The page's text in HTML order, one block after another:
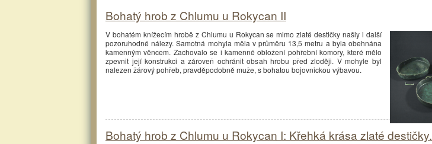
Bohatý hrob z Chlumu u Rokycan II
V bohatém knížecím hrobě z Chlumu u Rokycan se mimo zlaté destičky našly i další
pozoruhodné nálezy. Samotná mohyla měla v průměru 13,5 metru a byla obehnána
kamenným věncem. Zachovalo se i kamenné obložení pohřební komory, které mělo
zpevnit její konstrukci a zároveň ochránit obsah hrobu před zloději. V mohyle byl
nalezen žárový pohřeb, pravděpodobně muže, s bohatou bojovnickou výbavou.
Bohatý hrob z Chlumu u Rokycan I: Křehká krása zlaté destičky.